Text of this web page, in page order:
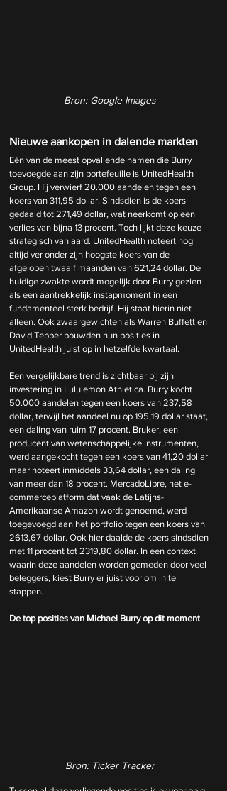
Bron: Google Images
Nieuwe aankopen in dalende markten
Eén van de meest opvallende namen die Burry
toevoegde aan zijn portefeuille is UnitedHealth
Group. Hij verwierf 20.000 aandelen tegen een
koers van 311,95 dollar. Sindsdien is de koers
gedaald tot 271,49 dollar, wat neerkomt op een
verlies van bijna 13 procent. Toch lijkt deze keuze
strategisch van aard. UnitedHealth noteert nog
altijd ver onder zijn hoogste koers van de
afgelopen twaalf maanden van 621,24 dollar. De
huidige zwakte wordt mogelijk door Burry gezien
als een aantrekkelijk instapmoment in een
fundamenteel sterk bedrijf. Hij staat hierin niet
alleen. Ook zwaargewichten als Warren Buffett en
David Tepper bouwden hun posities in
UnitedHealth juist op in hetzelfde kwartaal.
Een vergelijkbare trend is zichtbaar bij zijn
investering in Lululemon Athletica. Burry kocht
50.000 aandelen tegen een koers van 237,58
dollar, terwijl het aandeel nu op 195,19 dollar staat,
een daling van ruim 17 procent. Bruker, een
producent van wetenschappelijke instrumenten,
werd aangekocht tegen een koers van 41,20 dollar
maar noteert inmiddels 33,64 dollar, een daling
van meer dan 18 procent. MercadoLibre, het e-
commerceplatform dat vaak de Latijns-
Amerikaanse Amazon wordt genoemd, werd
toegevoegd aan het portfolio tegen een koers van
2613,67 dollar. Ook hier daalde de koers sindsdien
met 11 procent tot 2319,80 dollar. In een context
waarin deze aandelen worden gemeden door veel
beleggers, kiest Burry er juist voor om in te
stappen.
De top posities van Michael Burry op dit moment
Bron: Ticker Tracker